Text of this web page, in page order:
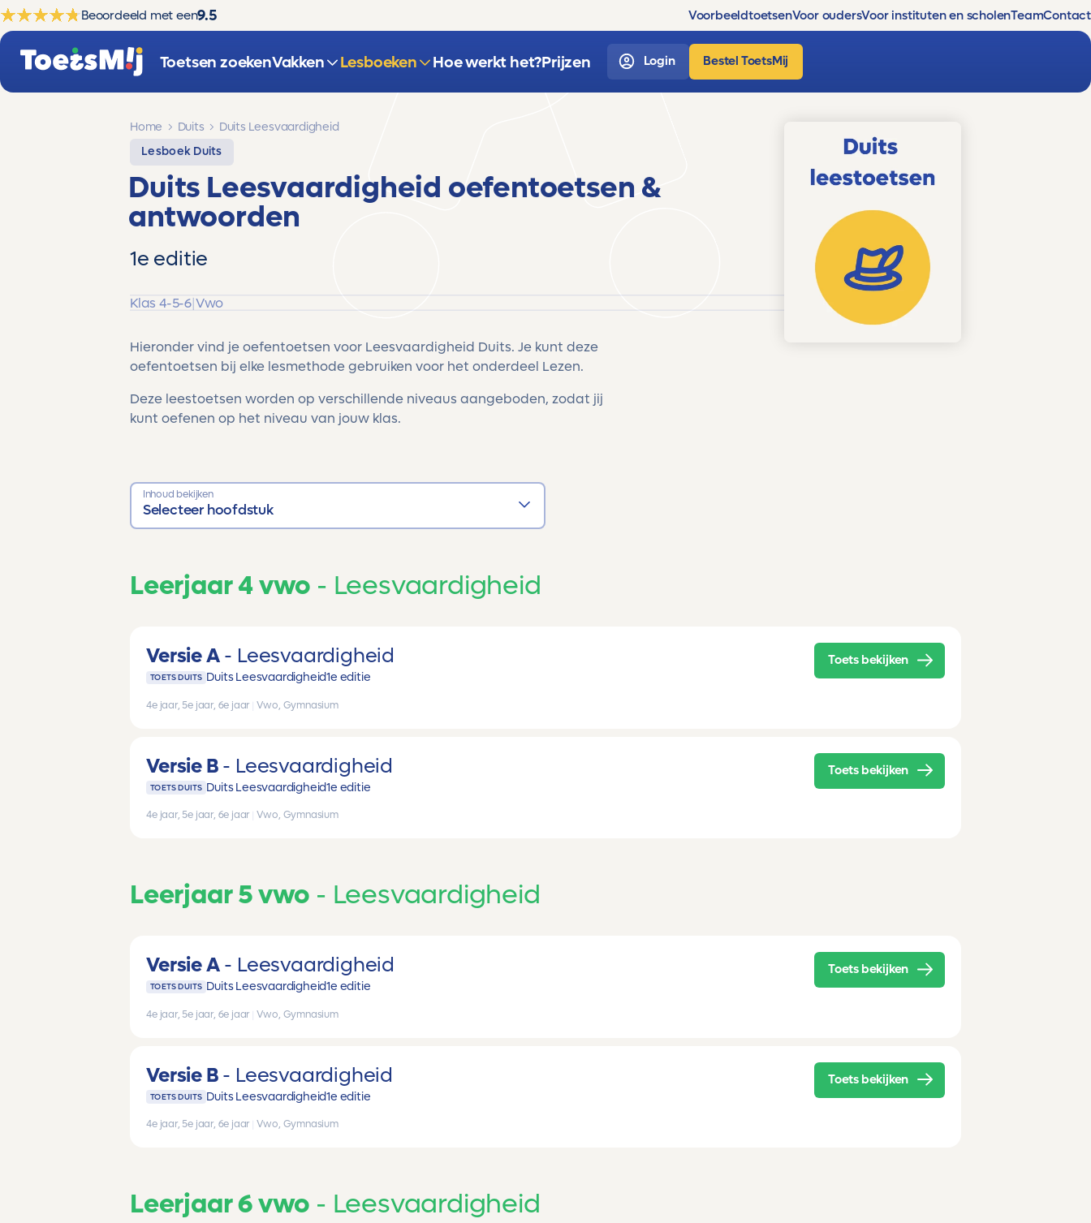
Beoordeeld met een9.5 VoorbeeldtoetsenVoor oudersVoor instituten en scholenTeamContact
Toetsen zoekenVakken Lesboeken Hoe werkt het?Prijzen Login Bestel ToetsMij
Home Duits
Duits Leesvaardigheid
Lesboek Duits
Duits Leesvaardigheid oefentoetsen &
antwoorden
1e editie
Klas 4-5-6|Vwo
Hieronder vind je oefentoetsen voor Leesvaardigheid Duits. Je kunt deze
oefentoetsen bij elke lesmethode gebruiken voor het onderdeel Lezen.
Deze leestoetsen worden op verschillende niveaus aangeboden, zodat jij
kunt oefenen op het niveau van jouw klas.
Inhoud bekijken
Selecteer hoofdstuk
Leerjaar 4 vwo Leesvaardigheid
Versie A Leesvaardigheid
TOETS DUITS Duits Leesvaardigheid1e editie
4e jaar, 5e jaar, 6e jaar Vwo, Gymnasium
Toets bekijken
Versie B Leesvaardigheid
TOETS DUITS Duits Leesvaardigheid1e editie
4e jaar, 5e jaar, 6e jaar Vwo, Gymnasium
Toets bekijken
Leerjaar 5 vwo Leesvaardigheid
Versie A Leesvaardigheid
TOETS DUITS Duits Leesvaardigheid1e editie
4e jaar, 5e jaar, 6e jaar Vwo, Gymnasium
Toets bekijken
Versie B Leesvaardigheid
TOETS DUITS Duits Leesvaardigheid1e editie
4e jaar, 5e jaar, 6e jaar Vwo, Gymnasium
Toets bekijken
Leerjaar 6 vwo Leesvaardigheid